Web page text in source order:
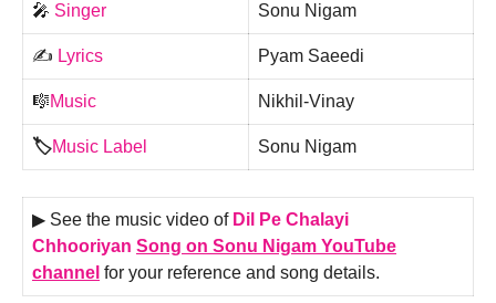
🎤 Singer Sonu Nigam
✍️ Lyrics Pyam Saeedi
🎼Music Nikhil-Vinay
🏷️Music Label Sonu Nigam
▶ See the music video of Dil Pe Chalayi
Chhooriyan Song on Sonu Nigam YouTube
channel for your reference and song details.